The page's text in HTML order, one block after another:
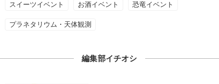
スイーツイベント お酒イベント 恐竜イベント
プラネタリウム・天体観測
編集部イチオシ